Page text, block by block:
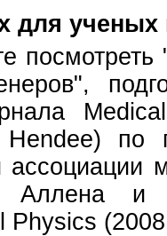
для ученых
по
Аллена и
Physics